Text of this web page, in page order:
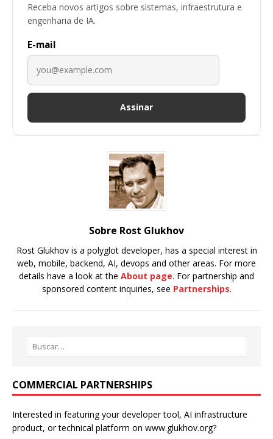
Receba novos artigos sobre sistemas, infraestrutura e
engenharia de IA.
E-mail
Assinar
Sobre Rost Glukhov
Rost Glukhov is a polyglot developer, has a special interest in
web, mobile, backend, AI, devops and other areas. For more
details have a look at the About page. For partnership and
sponsored content inquiries, see Partnerships.
COMMERCIAL PARTNERSHIPS
Interested in featuring your developer tool, AI infrastructure
product, or technical platform on www.glukhov.org?